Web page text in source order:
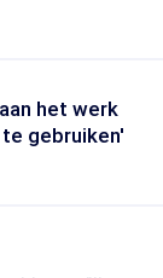
het werk
gebruiken'